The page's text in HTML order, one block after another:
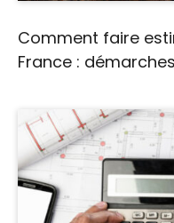
Comment faire
France :